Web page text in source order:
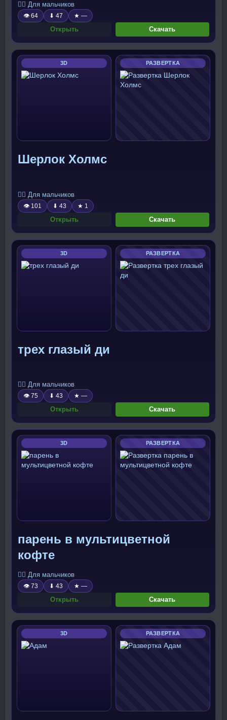
🧍‍♂️ Для мальчиков
👁 64 ⬇ 47 ★ —
Открыть Скачать
3D РАЗВЕРТКА
Шерлок Холмс
🧍‍♂️ Для мальчиков
👁 101 ⬇ 43 ★ 1
Открыть Скачать
3D РАЗВЕРТКА
трех глазый ди
🧍‍♂️ Для мальчиков
👁 75 ⬇ 43 ★ —
Открыть Скачать
3D РАЗВЕРТКА
парень в мультицветной
кофте
🧍‍♂️ Для мальчиков
👁 73 ⬇ 43 ★ —
Открыть Скачать
3D РАЗВЕРТКА